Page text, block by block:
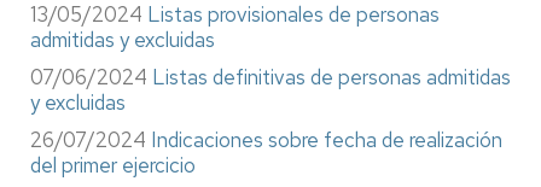
13/05/2024 Listas provisionales de personas
admitidas y excluidas
07/06/2024 Listas definitivas de personas admitidas
y excluidas
26/07/2024 Indicaciones sobre fecha de realización
del primer ejercicio